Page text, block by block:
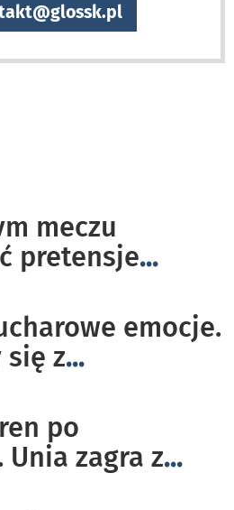
meczu
pretensje...
emocje.
się z...
po
Unia zagra z...